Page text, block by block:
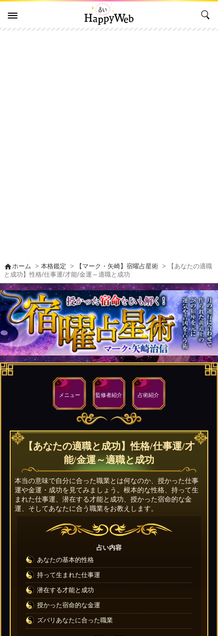
homeホーム >本格鑑定 > 【マーク・矢崎】宿曜占星術 > 【あなたの適職
と成功】性格/仕事運/才能/金運～適職と成功
メニュー 監修者紹介 占術紹介
【あなたの適職と成功】性格/仕事運/才
能/金運～適職と成功
本当の意味で自分に合った職業とは何なのか、授かった仕事
運や金運・成功を見てみましょう。根本的な性格、持って生
まれた仕事運、潜在する才能と成功、授かった宿命的な金
運、そしてあなたに合う職業をお教えします。
占い内容
あなたの基本的性格
持って生まれた仕事運
潜在する才能と成功
授かった宿命的な金運
ズバリあなたに合った職業